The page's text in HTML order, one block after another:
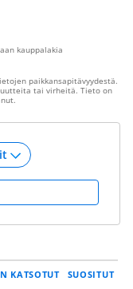
kauppalakia
paikkansapitävyydestä.
tai virheitä. Tieto on
KATSOTUT SUOSITUT